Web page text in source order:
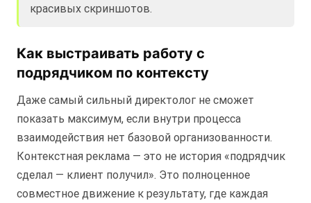
красивых скриншотов.
Как выстраивать работу с
подрядчиком по контексту
Даже самый сильный директолог не сможет
показать максимум, если внутри процесса
взаимодействия нет базовой организованности.
Контекстная реклама — это не история «подрядчик
сделал — клиент получил». Это полноценное
совместное движение к результату, где каждая